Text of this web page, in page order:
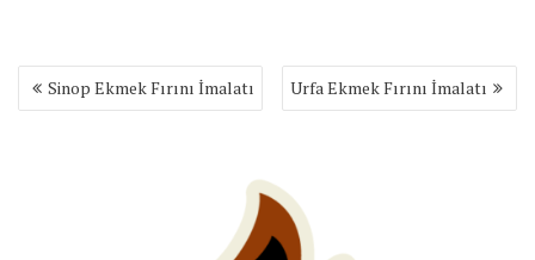
Yazı
gezinmesi
Sinop Ekmek Fırını İmalatı Urfa Ekmek Fırını İmalatı